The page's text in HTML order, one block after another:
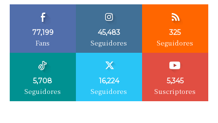
77,199
Fans
45,483
Seguidores
325
Seguidores
5,708
Seguidores
16,224
Seguidores
5,345
Suscriptores